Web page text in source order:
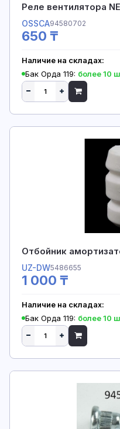
Реле вентилятора
OSSCA94580702
650 ₸
Наличие на складах:
Бак Орда 119: более 10
Отбойник
UZ-DW5486655
1 000 ₸
Наличие на складах:
Бак Орда 119: более 10